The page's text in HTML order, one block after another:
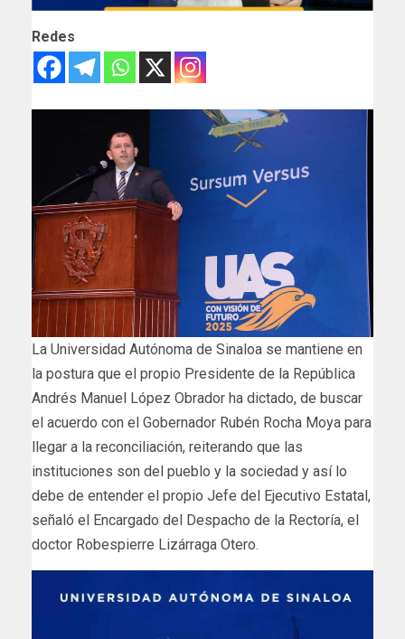
Redes
La Universidad Autónoma de Sinaloa se mantiene en
la postura que el propio Presidente de la República
Andrés Manuel López Obrador ha dictado, de buscar
el acuerdo con el Gobernador Rubén Rocha Moya para
llegar a la reconciliación, reiterando que las
instituciones son del pueblo y la sociedad y así lo
debe de entender el propio Jefe del Ejecutivo Estatal,
señaló el Encargado del Despacho de la Rectoría, el
doctor Robespierre Lizárraga Otero.